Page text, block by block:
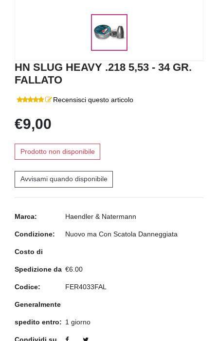
HN SLUG HEAVY .218 5,53 - 34 GR.
FALLATO
Recensisci questo articolo
€9,00
Prodotto non disponibile
Avvisami quando disponibile
Marca: Haendler & Natermann
Condizione: Nuovo ma Con Scatola Danneggiata
Costo di
Spedizione da €6.00
Codice: FER4033FAL
Generalmente
spedito entro: 1 giorno
Condividi su